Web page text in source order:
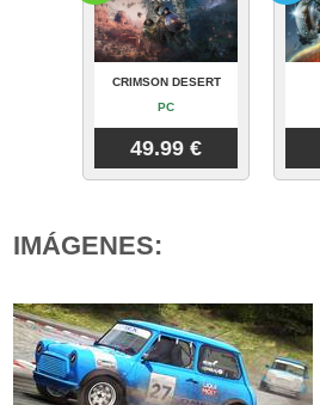
CRIMSON DESERT
PC
49.99 €
IMÁGENES: